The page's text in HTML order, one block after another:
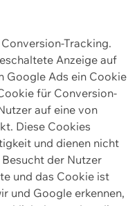
Tracking.
Anzeige auf
Google Ads ein Cookie
für Conversion-
auf eine von
Diese Cookies
und dienen nicht
der Nutzer
und das Cookie ist
und Google erkennen,